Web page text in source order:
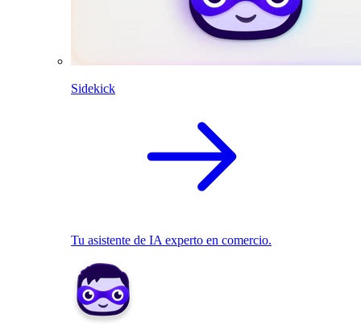
Sidekick
Tu asistente de IA experto en comercio.